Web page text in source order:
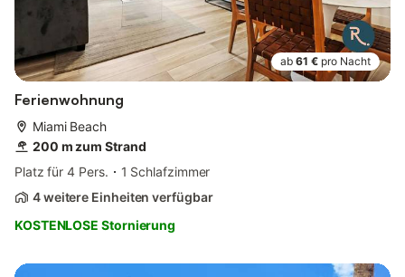
ab 61 € pro Nacht
Ferienwohnung
Miami Beach
200 m zum Strand
Platz für 4 Pers.
1 Schlafzimmer
4 weitere Einheiten verfügbar
KOSTENLOSE Stornierung